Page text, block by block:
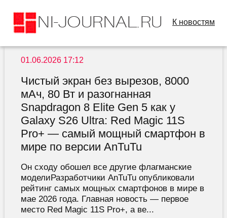
К новостям
01.06.2026 17:12
Чистый экран без вырезов, 8000
мАч, 80 Вт и разогнанная
Snapdragon 8 Elite Gen 5 как у
Galaxy S26 Ultra: Red Magic 11S
Pro+ — самый мощный смартфон в
мире по версии AnTuTu
Он сходу обошел все другие флагманские
моделиРазработчики AnTuTu опубликовали
рейтинг самых мощных смартфонов в мире в
мае 2026 года. Главная новость — первое
место Red Magic 11S Pro+, а ве...